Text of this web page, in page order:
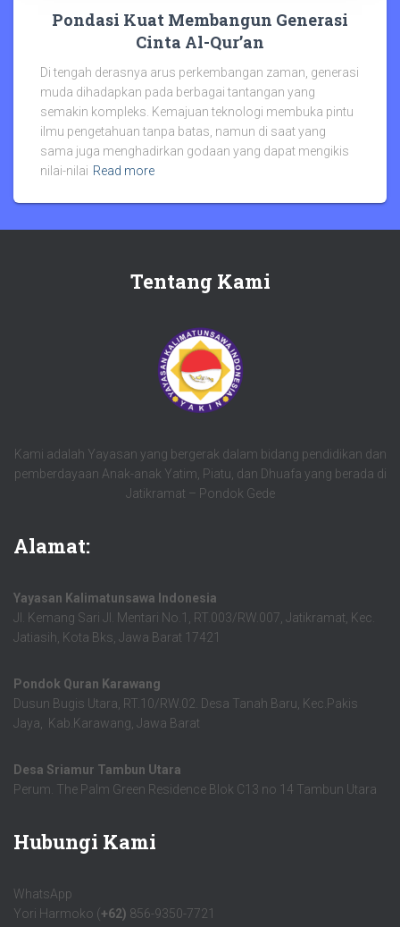
Pondasi Kuat Membangun Generasi
Cinta Al-Qur’an
Di tengah derasnya arus perkembangan zaman, generasi
muda dihadapkan pada berbagai tantangan yang
semakin kompleks. Kemajuan teknologi membuka pintu
ilmu pengetahuan tanpa batas, namun di saat yang
sama juga menghadirkan godaan yang dapat mengikis
nilai-nilai Read more
Tentang Kami
Kami adalah Yayasan yang bergerak dalam bidang pendidikan dan
pemberdayaan Anak-anak Yatim, Piatu, dan Dhuafa yang berada di
Jatikramat – Pondok Gede
Alamat:
Yayasan Kalimatunsawa Indonesia
Jl. Kemang Sari Jl. Mentari No.1, RT.003/RW.007, Jatikramat, Kec.
Jatiasih, Kota Bks, Jawa Barat 17421
Pondok Quran Karawang
Dusun Bugis Utara, RT.10/RW.02. Desa Tanah Baru, Kec.Pakis
Jaya, Kab.Karawang, Jawa Barat
Desa Sriamur Tambun Utara
Perum. The Palm Green Residence Blok C13 no 14 Tambun Utara
Hubungi Kami
WhatsApp
Yori Harmoko (+62) 856-9350-7721